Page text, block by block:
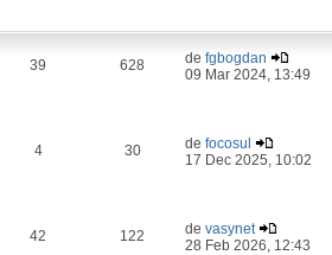
39 628 defgbogdan
09 Mar 2024, 13:49
4 30 defocosul
17 Dec 2025, 10:02
42 122 devasynet
28 Feb 2026, 12:43